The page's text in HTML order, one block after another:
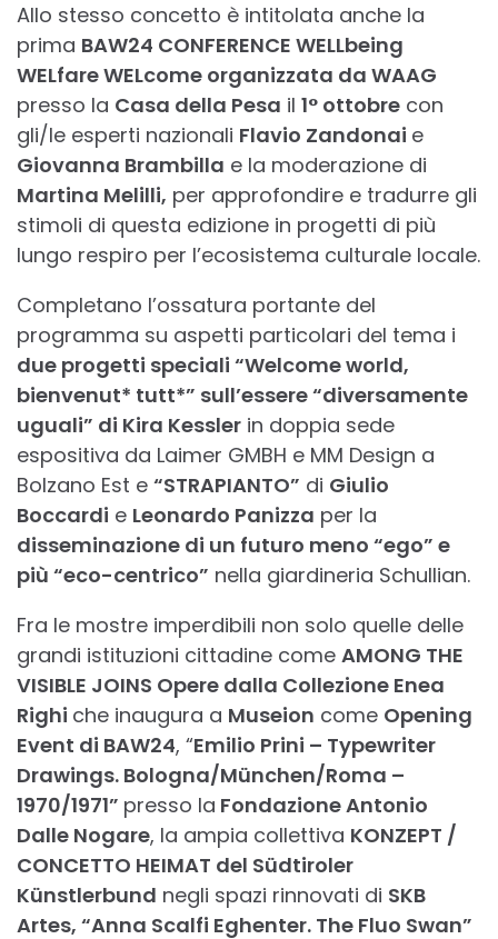
Allo stesso concetto è intitolata anche la
prima BAW24 CONFERENCE WELLbeing
WELfare WELcome organizzata da WAAG
presso la Casa della Pesa il 1° ottobre con
gli/le esperti nazionali Flavio Zandonai e
Giovanna Brambilla e la moderazione di
Martina Melilli, per approfondire e tradurre gli
stimoli di questa edizione in progetti di più
lungo respiro per l’ecosistema culturale locale.
Completano l’ossatura portante del
programma su aspetti particolari del tema i
due progetti speciali “Welcome world,
bienvenut* tutt*” sull’essere “diversamente
uguali” di Kira Kessler in doppia sede
espositiva da Laimer GMBH e MM Design a
Bolzano Est e “STRAPIANTO” di Giulio
Boccardi e Leonardo Panizza per la
disseminazione di un futuro meno “ego” e
più “eco-centrico” nella giardineria Schullian.
Fra le mostre imperdibili non solo quelle delle
grandi istituzioni cittadine come AMONG THE
VISIBLE JOINS Opere dalla Collezione Enea
Righi che inaugura a Museion come Opening
Event di BAW24, “Emilio Prini – Typewriter
Drawings. Bologna/München/Roma –
1970/1971” presso la Fondazione Antonio
Dalle Nogare, la ampia collettiva KONZEPT /
CONCETTO HEIMAT del Südtiroler
Künstlerbund negli spazi rinnovati di SKB
Artes, “Anna Scalfi Eghenter. The Fluo Swan”